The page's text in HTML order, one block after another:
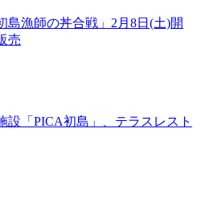
島漁師の丼合戦」2月8日(土)開
売
設「PICA初島」、テラスレスト